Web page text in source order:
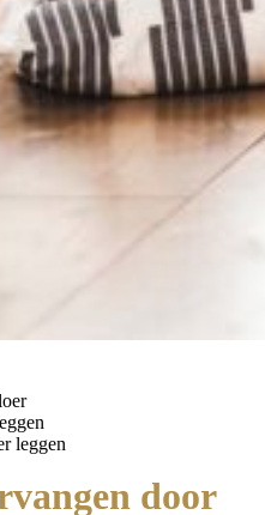
leggen
door